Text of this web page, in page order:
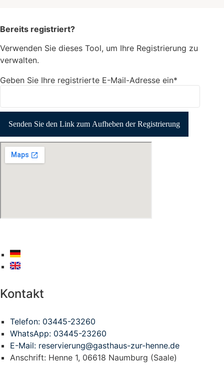
Bereits registriert?
Verwenden Sie dieses Tool, um Ihre Registrierung zu
verwalten.
Geben Sie Ihre registrierte E-Mail-Adresse ein*
Kontakt
Telefon: 03445-23260
WhatsApp: 03445-23260
E-Mail: reservierung@gasthaus-zur-henne.de
Anschrift: Henne 1, 06618 Naumburg (Saale)